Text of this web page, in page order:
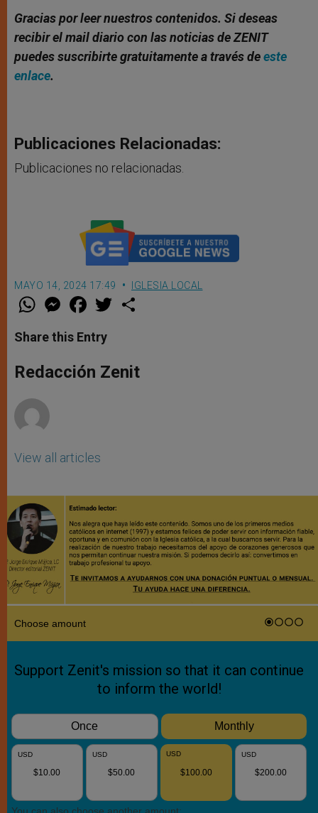
Gracias por leer nuestros contenidos. Si deseas
recibir el mail diario con las noticias de ZENIT
puedes suscribirte gratuitamente a través deeste
enlace.
Publicaciones Relacionadas:
Publicaciones no relacionadas.
MAYO 14, 2024 17:49 IGLESIA LOCAL
W
t
s
p
p
M
e
s
e
g
e
F
a
e
b
o
k
w
r
Share this Entry
Redacción Zenit
View all articles